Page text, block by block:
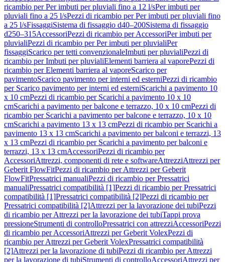
ricambio per Per imbuti per pluviali fino a 12 l/sPer imbuti per
pluviali fino a 25 l/sPezzi di ricambio per Per imbuti per pluviali fino
a 25 l/sFissaggiSistema di fissaggio d40–200Sistema di fissaggio
d250–315AccessoriPezzi di ricambio per AccessoriPer imbuti per
pluvialiPezzi di ricambio per Per imbuti per pluvialiPer
fissaggiScarico per tetti convenzionaleImbuti per pluvialiPezzi di
ricambio per Imbuti per pluvialiElementi barriera al vaporePezzi di
ricambio per Elementi barriera al vaporeScarico per
pavimentoScarico pavimento per interni ed esterniPezzi di ricambio
per Scarico pavimento per interni ed esterniScarichi a pavimento 10
x 10 cmPezzi di ricambio per Scarichi a pavimento 10 x 10
cmScarichi a pavimento per balcone e terrazzo, 10 x 10 cmPezzi di
ricambio per Scarichi a pavimento per balcone e terrazzo, 10 x 10
cmScarichi a pavimento 13 x 13 cmPezzi di ricambio per Scarichi a
pavimento 13 x 13 cmScarichi a pavimento per balconi e terrazzi, 13
x 13 cmPezzi di ricambio per Scarichi a pavimento per balconi e
terrazzi, 13 x 13 cmAccessoriPezzi di ricambio per
AccessoriAttrezzi, componenti di rete e softwareAttrezziAttrezzi per
Geberit FlowFitPezzi di ricambio per Attrezzi per Geberit
FlowFitPressatrici manualiPezzi di ricambio per Pressatrici
manualiPressatrici compatibilità [1]Pezzi di ricambio per Pressatrici
compatibilità [1]Pressatrici compatibilità [2]Pezzi di ricambio per
Pressatrici compatibilità [2]Attrezzi per la lavorazione dei tubiPezzi
di ricambio per Attrezzi per la lavorazione dei tubiTappi prova
pressioneStrumenti di controlloPressatrici con attrezziAccessoriPezzi
di ricambio per AccessoriAttrezzi per Geberit VolexPezzi di
ricambio per Attrezzi per Geberit VolexPressatrici compatibilità
[2]Attrezzi per la lavorazione di tubiPezzi di ricambio per Attrezzi
per la lavorazione di tubiStrumenti di controlloAccessoriAttrezzi per